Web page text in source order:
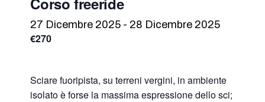
27 Dicembre 2025 - 28 Dicembre 2025
€270
Sciare fuoripista, su terreni vergini, in ambiente
isolato è forse la massima espressione dello sci;